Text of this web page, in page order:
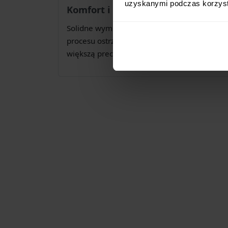
uzyskanymi podczas
Komfort i Stabilność
Solidne wymiary i waga kamienia Taidea
procesu ostrzenia. Szklana podstawa
większą precyzję i bezpieczeństwo pracy.